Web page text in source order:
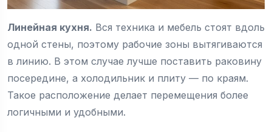
Линейная кухня. Вся техника и мебель стоят вдоль
одной стены, поэтому рабочие зоны вытягиваются
в линию. В этом случае лучше поставить раковину
посередине, а холодильник и плиту — по краям.
Такое расположение делает перемещения более
логичными и удобными.